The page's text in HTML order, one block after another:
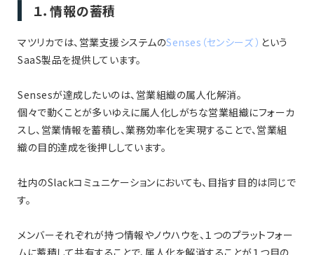
１．情報の蓄積
マツリカでは、営業支援システムのSenses（センシーズ ） という
SaaS製品を提供しています。
Sensesが達成したいのは、営業組織の属人化解消。
個々で動くことが多いゆえに属人化しがちな営業組織にフォーカ
スし、営業情報を蓄積し、業務効率化を実現することで、営業組
織の目的達成を後押ししています。
社内のSlackコミュニケーションにおいても、目指す目的は同じで
す。
メンバーそれぞれが持つ情報やノウハウを、１つのプラットフォー
ムに蓄積して共有することで、属人化を解消することが１つ目の